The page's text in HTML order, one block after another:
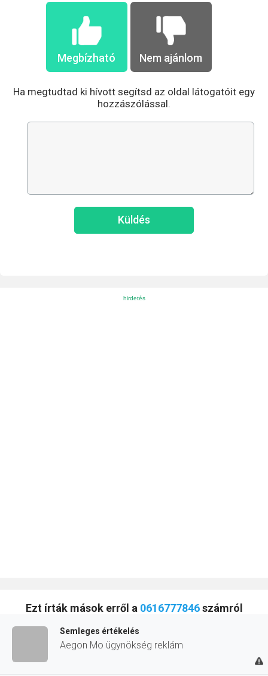
Megbízható Nem ajánlom
Ha megtudtad ki hívott segítsd az oldal látogatóit egy
hozzászólással.
Küldés
Ezt írták mások erről a 0616777846számról
Semleges értékelés
Aegon Mo ügynökség reklám